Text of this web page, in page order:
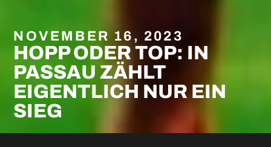
NOVEMBER 16, 2023
HOPP ODER TOP: IN
PASSAU ZÄHLT
EIGENTLICH NUR EIN
SIEG